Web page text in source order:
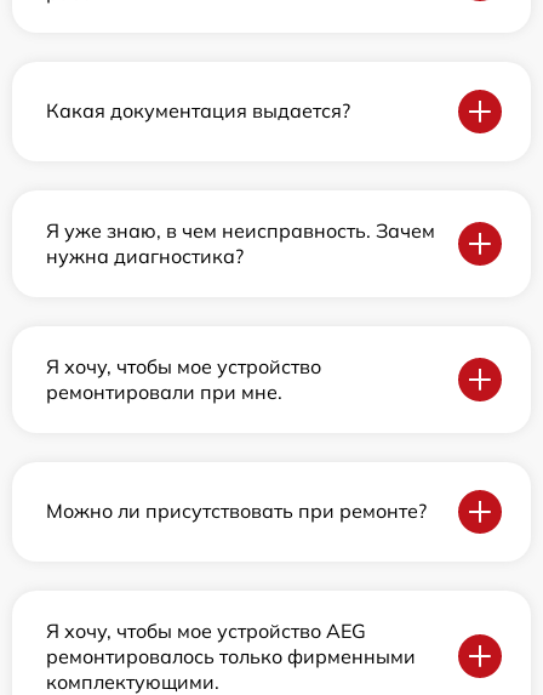
Какая документация выдается?
Я уже знаю, в чем неисправность. Зачем
нужна диагностика?
Я хочу, чтобы мое устройство
ремонтировали при мне.
Можно ли присутствовать при ремонте?
Я хочу, чтобы мое устройство AEG
ремонтировалось только фирменными
комплектующими.